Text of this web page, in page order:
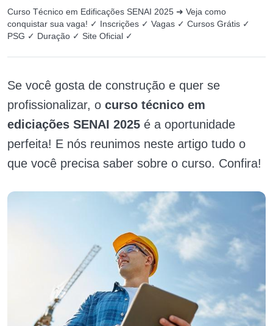
Curso Técnico em Edificações SENAI 2025 ➜ Veja como
conquistar sua vaga! ✓ Inscrições ✓ Vagas ✓ Cursos Grátis ✓
PSG ✓ Duração ✓ Site Oficial ✓
Se você gosta de construção e quer se
profissionalizar, o curso técnico em
ediciações SENAI 2025 é a oportunidade
perfeita! E nós reunimos neste artigo tudo o
que você precisa saber sobre o curso. Confira!